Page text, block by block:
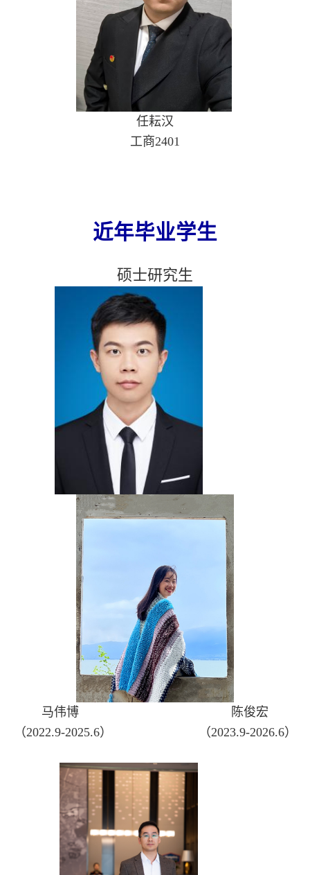
任耘汉
工商2401
近年毕业学生
硕士研究生
马伟博
陈俊宏
（2022.9-2025.6）
（2023.9-2026.6）